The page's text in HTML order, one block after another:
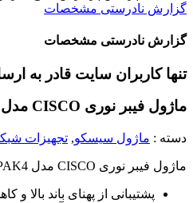
گزارش نادرستی مشخصات
گزارش نادرستی مشخصات
تنها کاربران سایت قادر به
ماژول فیبر نوری CISCO مدل CVR-CFP2-CPAK4
دسته : ماژول سیسکو, تجهیزات
ماژول فیبر نوری CISCO مدل CVR-CFP2-CPAK4
پشتیبانی از پهنای باند بالا و